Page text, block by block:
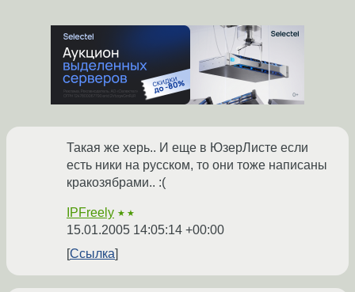
Такая же херь.. И еще в ЮзерЛисте если
есть ники на русском, то они тоже написаны
кракозябрами.. :(
IPFreely ★★
15.01.2005 14:05:14 +00:00
Ссылка